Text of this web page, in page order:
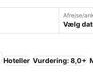
Afrejse/
Vælg
Hoteller Vurdering: 8,0+